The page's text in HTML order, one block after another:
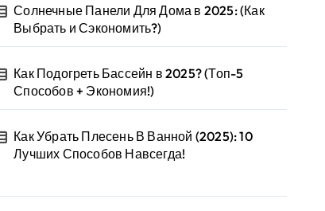
Солнечные Панели Для Дома в 2025: (Как
Выбрать и Сэкономить?)
Как Подогреть Бассейн в 2025? (Топ-5
Способов + Экономия!)
Как Убрать Плесень В Ванной (2025): 10
Лучших Способов Навсегда!